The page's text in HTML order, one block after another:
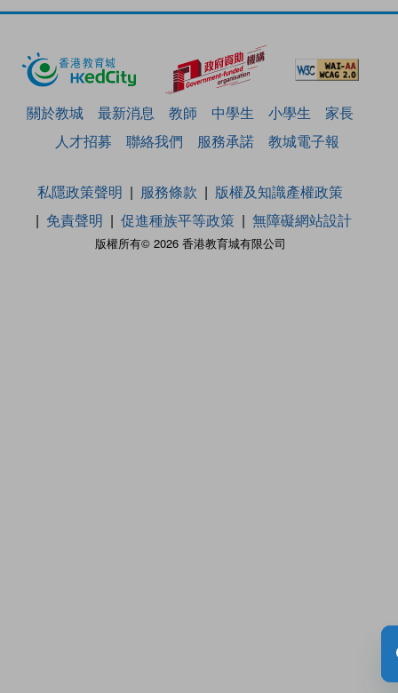
關於教城 最新消息 教師 中學生 小學生
家長
人才招募
聯絡我們 服務承諾 教城電子報
版權所有© 2026 香港教育城有限公司
私隱政策聲明 服務條款
版權及知識產權政策
免責聲明
促進種族平等政策 無障礙網站設計